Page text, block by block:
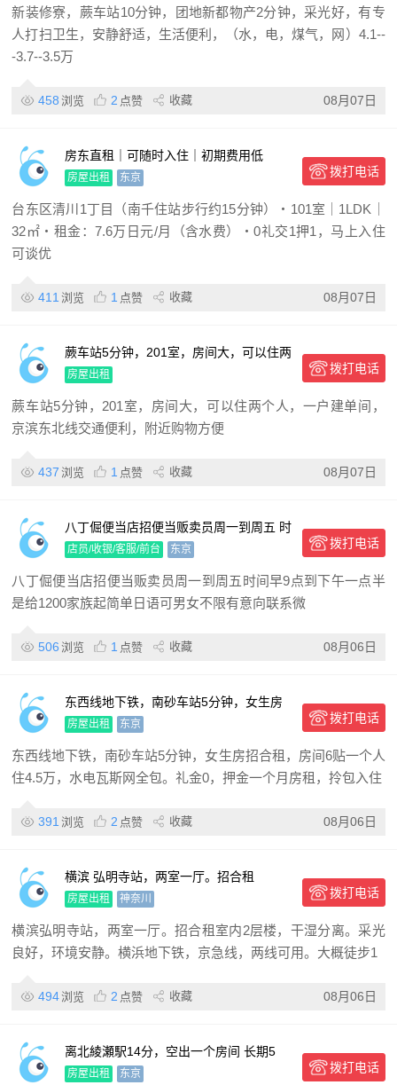
新装修寮，蕨车站10分钟，团地新都物产2分钟，采光好，有专
人打扫卫生，安静舒适，生活便利，（水，电，煤气，网）4.1--
-3.7--3.5万
458 浏览 2 点赞 收藏 08月07日
房东直租｜可随时入住｜初期费用低
房屋出租 东京 拨打电话
台东区清川1丁目（南千住站步行约15分钟）・101室｜1LDK｜
32㎡・租金：7.6万日元/月（含水费）・0礼交1押1，马上入住
可谈优
411 浏览 1 点赞 收藏 08月07日
蕨车站5分钟，201室，房间大，可以住两
个人，一户建单间，京滨东北线交通便
利，附近购物方便
房屋出租 拨打电话
蕨车站5分钟，201室，房间大，可以住两个人，一户建单间，
京滨东北线交通便利，附近购物方便
437 浏览 1 点赞 收藏 08月07日
八丁倔便当店招便当贩卖员周一到周五 时
间早9点到下午一点半 是给1200 家族起
店员/收银/客服/前台 东京 拨打电话
八丁倔便当店招便当贩卖员周一到周五时间早9点到下午一点半
是给1200家族起简单日语可男女不限有意向联系微
506 浏览 1 点赞 收藏 08月06日
东西线地下铁，南砂车站5分钟，女生房
招合租，房间6贴一个人住4.5万，水电瓦
斯网全包
房屋出租 东京 拨打电话
东西线地下铁，南砂车站5分钟，女生房招合租，房间6贴一个人
住4.5万，水电瓦斯网全包。礼金0，押金一个月房租，拎包入住
391 浏览 2 点赞 收藏 08月06日
横滨 弘明寺站，两室一厅。招合租
房屋出租 神奈川 拨打电话
横滨弘明寺站，两室一厅。招合租室内2层楼，干湿分离。采光
良好，环境安静。横浜地下铁，京急线，两线可用。大概徒步1
494浏览 2 点赞 收藏 08月06日
离北綾瀬駅14分，空出一个房间 长期5
万，房间内电费不包其他全包
房屋出租 东京 拨打电话